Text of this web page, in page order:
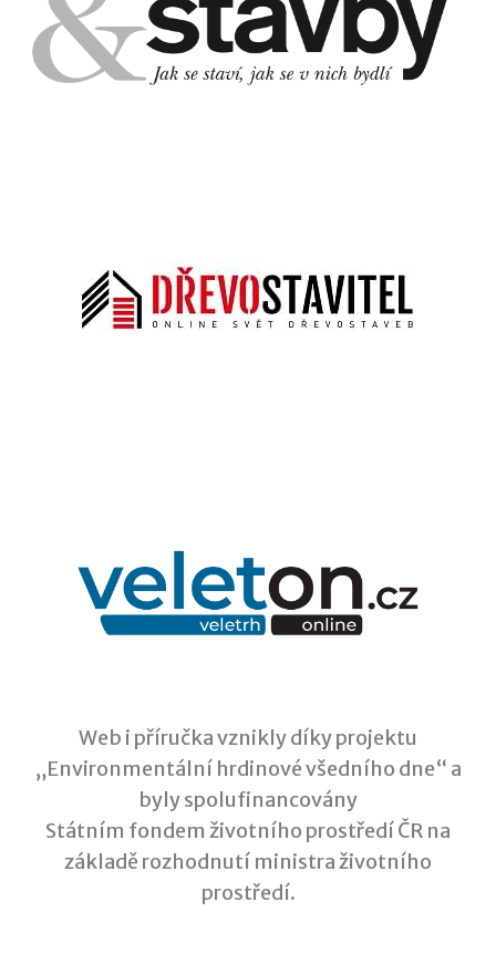
Web i příručka vznikly díky projektu
„Environmentální hrdinové všedního dne“ a
byly spolufinancovány
Státním fondem životního prostředí ČR na
základě rozhodnutí ministra životního
prostředí.